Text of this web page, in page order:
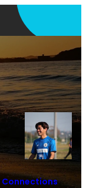
Connections